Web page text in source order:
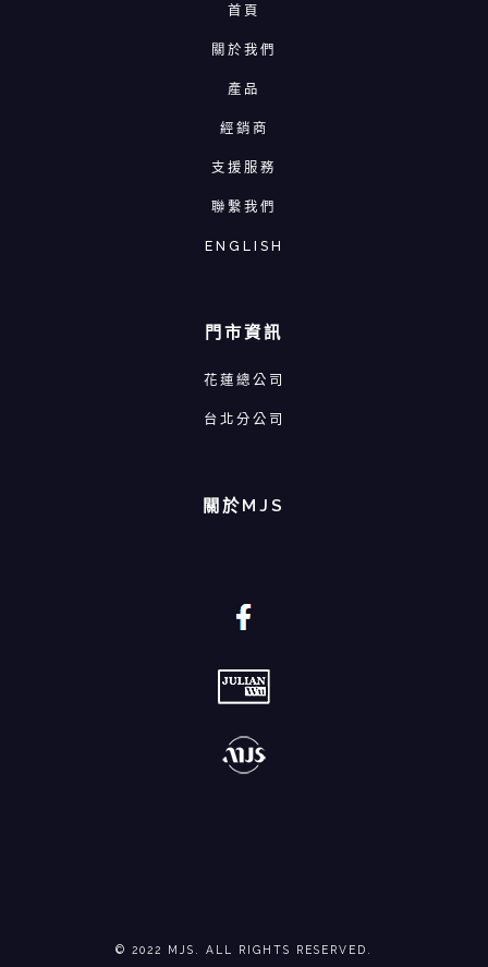
首頁
關於我們
產品
經銷商
支援服務
聯繫我們
ENGLISH
門市資訊
花蓮總公司
台北分公司
關於MJS
© 2022 MJS. ALL RIGHTS RESERVED.